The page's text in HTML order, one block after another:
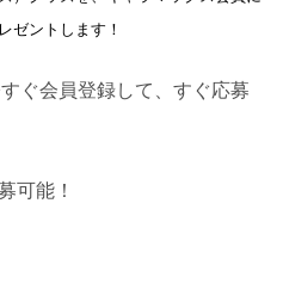
ゼントします！
ぐ会員登録して、すぐ応募
可能！